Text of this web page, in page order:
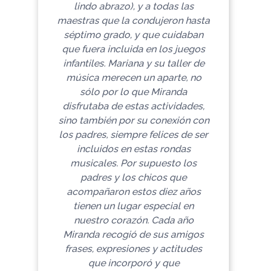
lindo abrazo), y a todas las
maestras que la condujeron hasta
séptimo grado, y que cuidaban
que fuera incluida en los juegos
infantiles. Mariana y su taller de
música merecen un aparte, no
sólo por lo que Miranda
disfrutaba de estas actividades,
sino también por su conexión con
los padres, siempre felices de ser
incluidos en estas rondas
musicales. Por supuesto los
padres y los chicos que
acompañaron estos diez años
tienen un lugar especial en
nuestro corazón. Cada año
Miranda recogió de sus amigos
frases, expresiones y actitudes
que incorporó y que